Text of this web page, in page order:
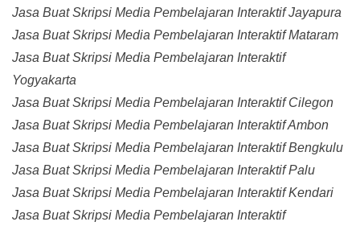
Jasa Buat Skripsi Media Pembelajaran Interaktif Jayapura
Jasa Buat Skripsi Media Pembelajaran Interaktif Mataram
Jasa Buat Skripsi Media Pembelajaran Interaktif
Yogyakarta
Jasa Buat Skripsi Media Pembelajaran Interaktif Cilegon
Jasa Buat Skripsi Media Pembelajaran Interaktif Ambon
Jasa Buat Skripsi Media Pembelajaran Interaktif Bengkulu
Jasa Buat Skripsi Media Pembelajaran Interaktif Palu
Jasa Buat Skripsi Media Pembelajaran Interaktif Kendari
Jasa Buat Skripsi Media Pembelajaran Interaktif